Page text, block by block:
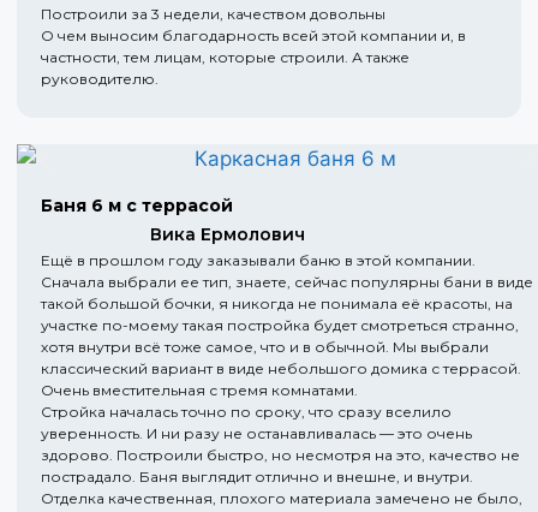
Построили за 3 недели, качеством довольны
О чем выносим благодарность всей этой компании и, в
частности, тем лицам, которые строили. А также
руководителю.
Баня 6 м с террасой
Вика Ермолович
Ещё в прошлом году заказывали баню в этой компании.
Сначала выбрали ее тип, знаете, сейчас популярны бани в виде
такой большой бочки, я никогда не понимала её красоты, на
участке по-моему такая постройка будет смотреться странно,
хотя внутри всё тоже самое, что и в обычной. Мы выбрали
классический вариант в виде небольшого домика с террасой.
Очень вместительная с тремя комнатами.
Стройка началась точно по сроку, что сразу вселило
уверенность. И ни разу не останавливалась — это очень
здорово. Построили быстро, но несмотря на это, качество не
пострадало. Баня выглядит отлично и внешне, и внутри.
Отделка качественная, плохого материала замечено не было,